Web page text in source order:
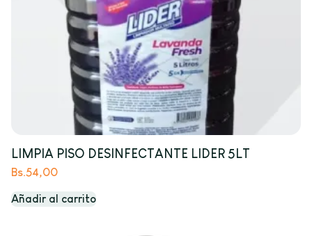
LIMPIA PISO DESINFECTANTE LIDER 5LT
Bs.54,00
Añadir al carrito